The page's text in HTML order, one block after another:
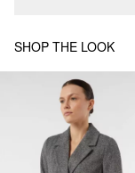
SHOP THE LOOK